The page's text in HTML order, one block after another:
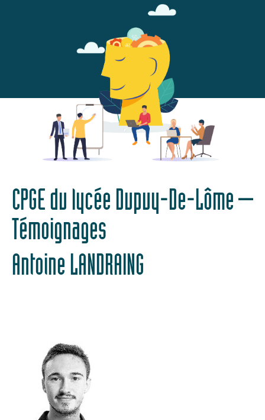
CPGE du lycée Dupuy-De-Lôme –
Témoignages
Antoine LANDRAING